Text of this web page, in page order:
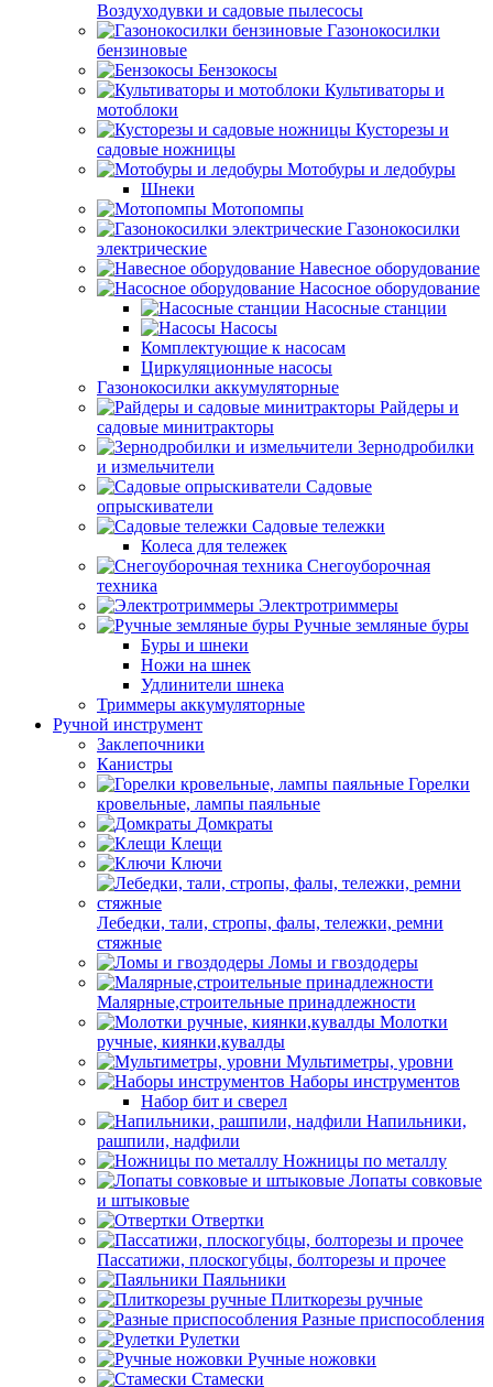
Воздуходувки и садовые пылесосы
Газонокосилки
бензиновые
Бензокосы
Культиваторы и
мотоблоки
Кусторезы и
садовые ножницы
Мотобуры и ледобуры
Шнеки
Мотопомпы
Газонокосилки
электрические
Навесное оборудование
Насосное оборудование
Насосные станции
Насосы
Комплектующие к насосам
Циркуляционные насосы
Газонокосилки аккумуляторные
Райдеры и
садовые минитракторы
Зернодробилки
и измельчители
Садовые
опрыскиватели
Садовые тележки
Колеса для тележек
Снегоуборочная
техника
Электротриммеры
Ручные земляные буры
Буры и шнеки
Ножи на шнек
Удлинители шнека
Триммеры аккумуляторные
Ручной инструмент
Заклепочники
Канистры
Горелки
кровельные, лампы паяльные
Домкраты
Клещи
Ключи
Лебедки, тали, стропы, фалы, тележки, ремни
стяжные
Ломы и гвоздодеры
Малярные,строительные принадлежности
Молотки
ручные, киянки,кувалды
Мультиметры, уровни
Наборы инструментов
Набор бит и сверел
Напильники,
рашпили, надфили
Ножницы по металлу
Лопаты совковые
и штыковые
Отвертки
Пассатижи, плоскогубцы, болторезы и прочее
Паяльники
Плиткорезы ручные
Разные приспособления
Рулетки
Ручные ножовки
Стамески